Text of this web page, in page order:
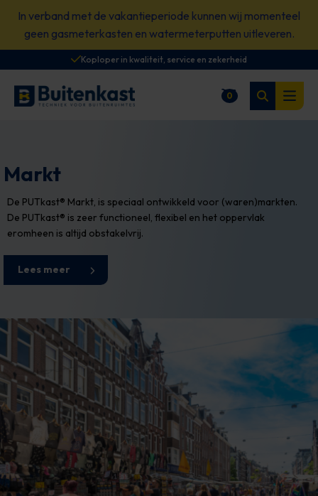
content
In verband met de vakantieperiode kunnen wij momenteel
geen gasmeterkasten en watermeterputten uitleveren.
Koploper in kwaliteit, service en zekerheid
0
Winkelwagen
Zoeken
Open
Markt
De PUTkast® Markt, is speciaal ontwikkeld voor (waren)markten.
De PUTkast® is zeer functioneel, flexibel en het oppervlak
eromheen is altijd obstakelvrij.
Lees meer